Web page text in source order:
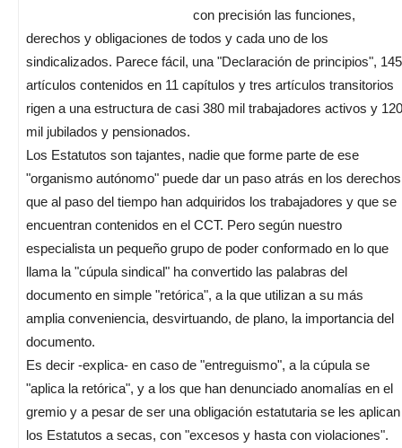
con precisión las funciones,
derechos y obligaciones de todos y cada uno de los
sindicalizados. Parece fácil, una "Declaración de principios", 145
artículos contenidos en 11 capítulos y tres artículos transitorios
rigen a una estructura de casi 380 mil trabajadores activos y 120
mil jubilados y pensionados.
Los Estatutos son tajantes, nadie que forme parte de ese
"organismo autónomo" puede dar un paso atrás en los derechos
que al paso del tiempo han adquiridos los trabajadores y que se
encuentran contenidos en el CCT. Pero según nuestro
especialista un pequeño grupo de poder conformado en lo que
llama la "cúpula sindical" ha convertido las palabras del
documento en simple "retórica", a la que utilizan a su más
amplia conveniencia, desvirtuando, de plano, la importancia del
documento.
Es decir -explica- en caso de "entreguismo", a la cúpula se
"aplica la retórica", y a los que han denunciado anomalías en el
gremio y a pesar de ser una obligación estatutaria se les aplican
los Estatutos a secas, con "excesos y hasta con violaciones".